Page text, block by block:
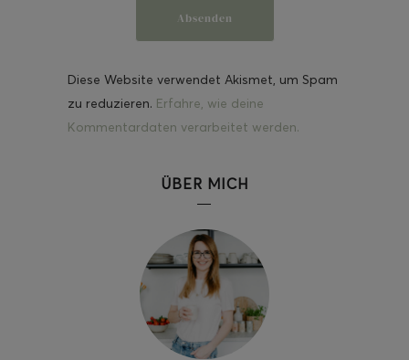
Diese Website verwendet Akismet, um Spam
zu reduzieren. Erfahre, wie deine
Kommentardaten verarbeitet werden.
ÜBER MICH